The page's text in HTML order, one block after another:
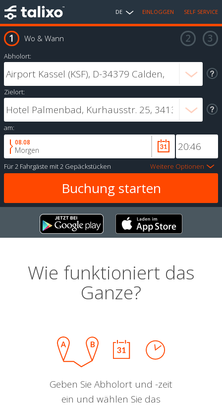
DE EINLOGGEN SELF SERVICE
Wo & Wann
Abholort:
Zielort:
am:
08.08
Morgen
Für2 Fahrgäste mit2 Gepäckstücken Weitere Optionen
Wie funktioniert das
Ganze?
Geben Sie Abholort und -zeit
ein und wählen Sie das